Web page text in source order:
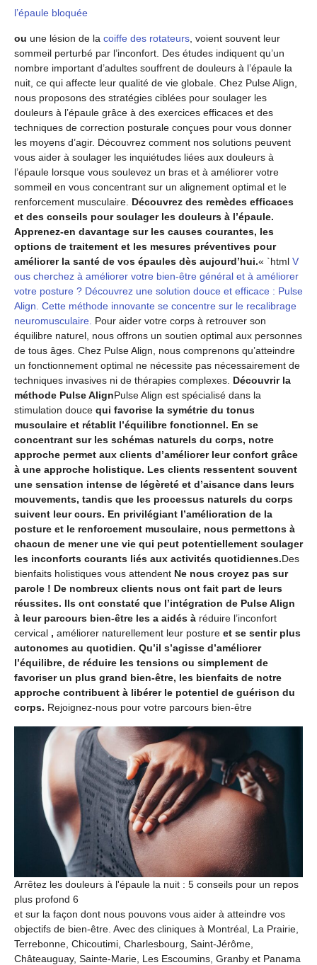
l’épaule bloquée
ou une lésion de la coiffe des rotateurs , voient souvent leur
sommeil perturbé par l’inconfort. Des études indiquent qu’un
nombre important d’adultes souffrent de douleurs à l’épaule la
nuit, ce qui affecte leur qualité de vie globale. Chez Pulse Align,
nous proposons des stratégies ciblées pour soulager les
douleurs à l’épaule grâce à des exercices efficaces et des
techniques de correction posturale conçues pour vous donner
les moyens d’agir. Découvrez comment nos solutions peuvent
vous aider à soulager les inquiétudes liées aux douleurs à
l’épaule lorsque vous soulevez un bras et à améliorer votre
sommeil en vous concentrant sur un alignement optimal et le
renforcement musculaire. Découvrez des remèdes efficaces
et des conseils pour soulager les douleurs à l’épaule.
Apprenez-en davantage sur les causes courantes, les
options de traitement et les mesures préventives pour
améliorer la santé de vos épaules dès aujourd’hui.« `html V
ous cherchez à améliorer votre bien-être général et à améliorer
votre posture ? Découvrez une solution douce et efficace : Pulse
Align. Cette méthode innovante se concentre sur le recalibrage
neuromusculaire. Pour aider votre corps à retrouver son
équilibre naturel, nous offrons un soutien optimal aux personnes
de tous âges. Chez Pulse Align, nous comprenons qu’atteindre
un fonctionnement optimal ne nécessite pas nécessairement de
techniques invasives ni de thérapies complexes. Découvrir la
méthode Pulse AlignPulse Align est spécialisé dans la
stimulation douce qui favorise la symétrie du tonus
musculaire et rétablit l’équilibre fonctionnel. En se
concentrant sur les schémas naturels du corps, notre
approche permet aux clients d’améliorer leur confort grâce
à une approche holistique. Les clients ressentent souvent
une sensation intense de légèreté et d’aisance dans leurs
mouvements, tandis que les processus naturels du corps
suivent leur cours. En privilégiant l’amélioration de la
posture et le renforcement musculaire, nous permettons à
chacun de mener une vie qui peut potentiellement soulager
les inconforts courants liés aux activités quotidiennes.Des
bienfaits holistiques vous attendent Ne nous croyez pas sur
parole ! De nombreux clients nous ont fait part de leurs
réussites. Ils ont constaté que l’intégration de Pulse Align
à leur parcours bien-être les a aidés à réduire l’inconfort
cervical , améliorer naturellement leur posture et se sentir plus
autonomes au quotidien. Qu’il s’agisse d’améliorer
l’équilibre, de réduire les tensions ou simplement de
favoriser un plus grand bien-être, les bienfaits de notre
approche contribuent à libérer le potentiel de guérison du
corps. Rejoignez-nous pour votre parcours bien-être
Arrêtez les douleurs à l'épaule la nuit : 5 conseils pour un repos
plus profond 6
et sur la façon dont nous pouvons vous aider à atteindre vos
objectifs de bien-être. Avec des cliniques à Montréal, La Prairie,
Terrebonne, Chicoutimi, Charlesbourg, Saint-Jérôme,
Châteauguay, Sainte-Marie, Les Escoumins, Granby et Panama